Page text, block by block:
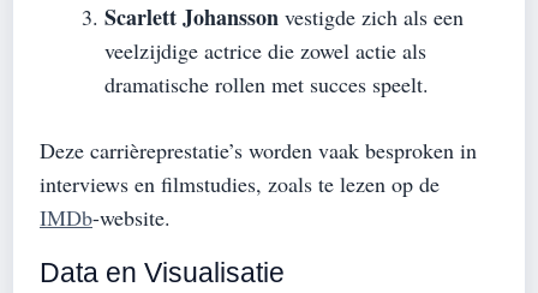
Scarlett Johansson vestigde zich als een
veelzijdige actrice die zowel actie als
dramatische rollen met succes speelt.
Deze carrièreprestatie’s worden vaak besproken in
interviews en filmstudies, zoals te lezen op de
IMDb-website.
Data en Visualisatie